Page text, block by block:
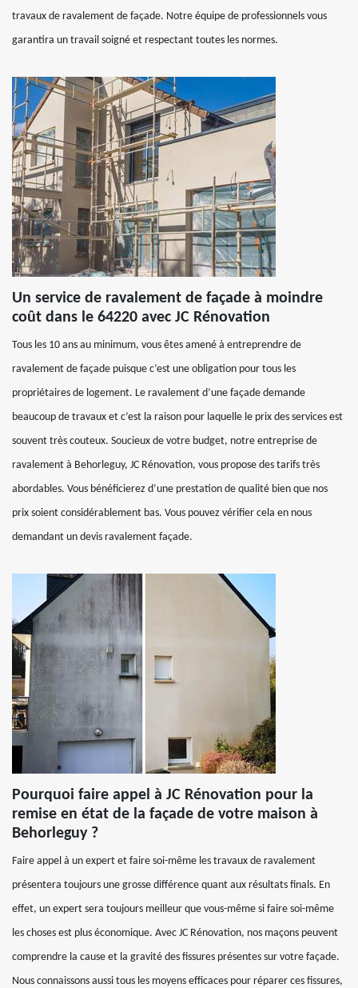
travaux de ravalement de façade. Notre équipe de professionnels vous
garantira un travail soigné et respectant toutes les normes.
Un service de ravalement de façade à moindre
coût dans le 64220 avec JC Rénovation
Tous les 10 ans au minimum, vous êtes amené à entreprendre de
ravalement de façade puisque c’est une obligation pour tous les
propriétaires de logement. Le ravalement d’une façade demande
beaucoup de travaux et c’est la raison pour laquelle le prix des services est
souvent très couteux. Soucieux de votre budget, notre entreprise de
ravalement à Behorleguy, JC Rénovation, vous propose des tarifs très
abordables. Vous bénéficierez d’une prestation de qualité bien que nos
prix soient considérablement bas. Vous pouvez vérifier cela en nous
demandant un devis ravalement façade.
Pourquoi faire appel à JC Rénovation pour la
remise en état de la façade de votre maison à
Behorleguy ?
Faire appel à un expert et faire soi-même les travaux de ravalement
présentera toujours une grosse différence quant aux résultats finals. En
effet, un expert sera toujours meilleur que vous-même si faire soi-même
les choses est plus économique. Avec JC Rénovation, nos maçons peuvent
comprendre la cause et la gravité des fissures présentes sur votre façade.
Nous connaissons aussi tous les moyens efficaces pour réparer ces fissures,